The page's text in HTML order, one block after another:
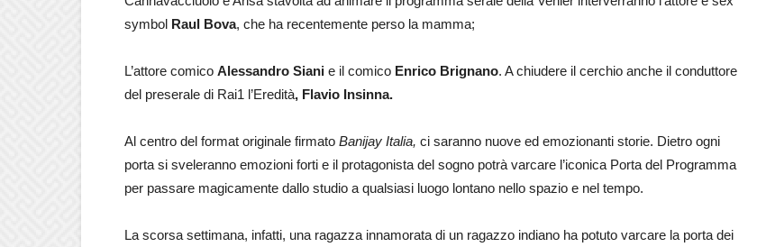
symbol Raul Bova, che ha recentemente perso la mamma;
L’attore comico Alessandro Siani e il comico Enrico Brignano. A chiudere il cerchio anche il conduttore
del preserale di Rai1 l’Eredità, Flavio Insinna.
Al centro del format originale firmato Banijay Italia, ci saranno nuove ed emozionanti storie. Dietro ogni
porta si sveleranno emozioni forti e il protagonista del sogno potrà varcare l’iconica Porta del Programma
per passare magicamente dallo studio a qualsiasi luogo lontano nello spazio e nel tempo.
La scorsa settimana, infatti, una ragazza innamorata di un ragazzo indiano ha potuto varcare la porta dei